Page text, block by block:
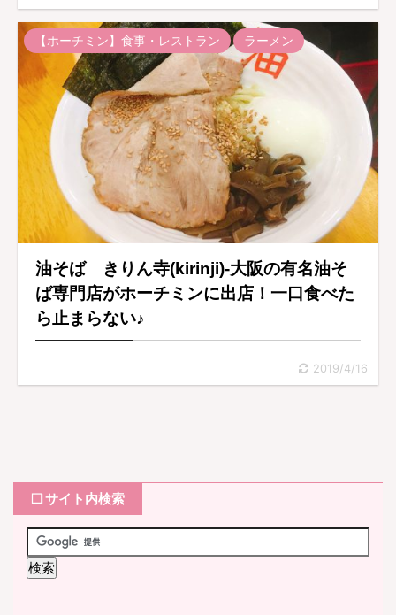
【ホーチミン】食事・レストラン ラーメン
油そば きりん寺(kirinji)-大阪の有名油そ
ば専門店がホーチミンに出店！一口食べた
ら止まらない♪
2019/4/16
❏ サイト内検索